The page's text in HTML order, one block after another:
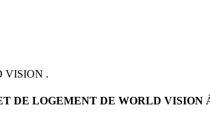
VISION .
DE LOGEMENT DE WORLD VISION